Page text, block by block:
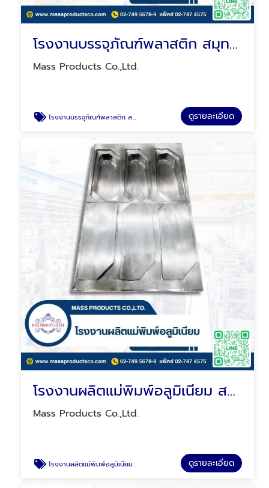
โรงงานบรรจุภัณฑ์พลาสติก สมุทรปราการ
Mass Products Co.,Ltd.
โรงงานบรรจุภัณฑ์พลาสติก สมุทรปราการ ดูรายละเอียด
โรงงานผลิตแม่พิมพ์อลูมิเนียม สมุทรปราการ
Mass Products Co.,Ltd.
โรงงานผลิตแม่พิมพ์อลูมิเนียม สมุทรปราการ ดูรายละเอียด